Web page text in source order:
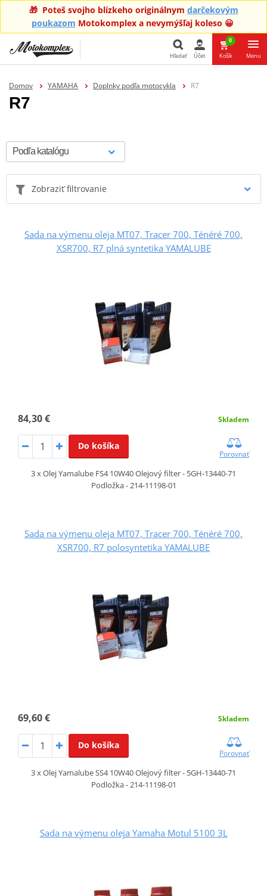
🎁 Poteš svojho blízkeho originálnym darčekovým
poukazom Motokomplex a nevymýšľaj koleso 😀
Hľadať Účet
0
Košík Menu
Domov YAMAHA Doplnky podľa motocykla R7
R7
Zobraziť filtrovanie
Sada na výmenu oleja MT07, Tracer 700, Ténéré 700,
XSR700, R7 plná syntetika YAMALUBE
84,30 € Skladem
Do košíka
Porovnať
3 x Olej Yamalube FS4 10W40 Olejový filter - 5GH-13440-71
Podložka - 214-11198-01
Sada na výmenu oleja MT07, Tracer 700, Ténéré 700,
XSR700, R7 polosyntetika YAMALUBE
69,60 € Skladem
Do košíka
Porovnať
3 x Olej Yamalube SS4 10W40 Olejový filter - 5GH-13440-71
Podložka - 214-11198-01
Sada na výmenu oleja Yamaha Motul 5100 3L